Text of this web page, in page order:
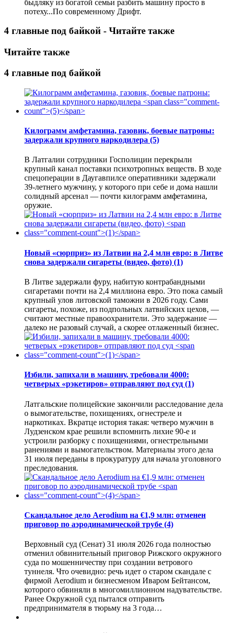
быдляку из богатой семьи разбить машину просто в
потеху...По современному Дрифт.
4 главные под байкой - Читайте также
Читайте также
4 главные под байкой
Килограмм амфетамина, газовик, боевые патроны:
задержали крупного наркодилера (5)
В Латгалии сотрудники Госполиции перекрыли
крупный канал поставки психотропных веществ. В ходе
спецоперации в Даугавпилсе оперативники задержали
39-летнего мужчину, у которого при себе и дома нашли
солидный арсенал — почти килограмм амфетамина,
оружие.
Новый «сюрприз» из Латвии на 2,4 млн евро: в Литве
снова задержали сигареты (видео, фото) (1)
В Литве задержали фуру, набитую контрабандными
сигаретами почти на 2,4 миллиона евро. Это пока самый
крупный улов литовской таможни в 2026 году. Сами
сигареты, похоже, из подпольных латвийских цехов, —
считают местные правоохранители. Это задержание —
далеко не разовый случай, а скорее отлаженный бизнес.
Избили, запихали в машину, требовали 4000:
четверых «рэкетиров» отправляют под суд (1)
Латгальские полицейские закончили расследование дела
о вымогательстве, похищениях, огнестреле и
наркотиках. Вкратце история такая: четверо мужчин в
Лудзенском крае решили вспомнить лихие 90-е и
устроили разборку с похищениями, огнестрельными
ранениями и вымогательством. Материалы этого дела
31 июля переданы в прокуратуру для начала уголовного
преследования.
Скандальное дело Aerodium на €1,9 млн: отменен
приговор по аэродинамической трубе (4)
Верховный суд (Сенат) 31 июля 2026 года полностью
отменил обвинительный приговор Рижского окружного
суда по мошенничеству при создании ветрового
туннеля. Что очевидно: речь идет о старом скандале с
фирмой Aerodium и бизнесменом Иваром Бейтансом,
которого обвиняли в многомиллионном надувательстве.
Ранее Окружной суд пытался отправить
предпринимателя в тюрьму на 3 года…